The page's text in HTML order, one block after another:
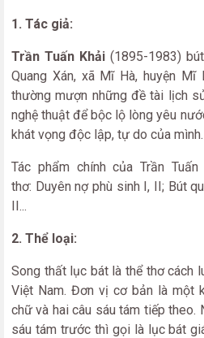
1. Tác giả:
Trần Tuấn Khải (1895-1983)
Quang Xán, xã Mĩ Hà, huyện Mĩ
thường mượn những đề tài lịch
nghệ thuật để bộc lộ lòng yêu
khát vọng độc lập, tự do của mình.
Tác phẩm chính của Trần
thơ: Duyên nợ phù sinh I, II; Bút
II...
2. Thể loại:
Song thất lục bát là thể thơ cách
Việt Nam. Đơn vị cơ bản là một
chữ và hai câu sáu tám tiếp theo.
sáu tám trước thì gọi là lục bát